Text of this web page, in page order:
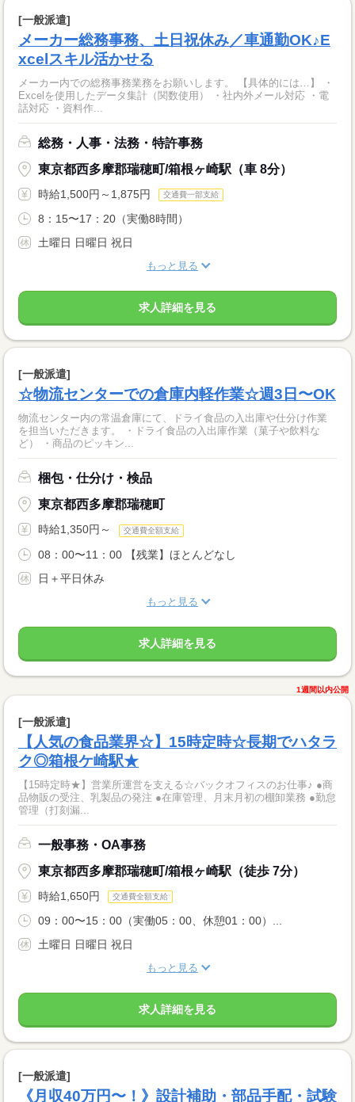
[一般派遣]
メーカー総務事務、土日祝休み／車通勤OK♪E
xcelスキル活かせる
メーカー内での総務事務業務をお願いします。 【具体的には…】 ・
Excelを使用したデータ集計（関数使用） ・社内外メール対応 ・電
話対応 ・資料作...
総務・人事・法務・特許事務
東京都西多摩郡瑞穂町/箱根ヶ崎駅（車 8分）
時給1,500円～1,875円 交通費一部支給
8：15〜17：20（実働8時間）
土曜日 日曜日 祝日
もっと見る
求人詳細を見る
[一般派遣]
☆物流センターでの倉庫内軽作業☆週3日〜OK
物流センター内の常温倉庫にて、ドライ食品の入出庫や仕分け作業
を担当いただきます。 ・ドライ食品の入出庫作業（菓子や飲料な
ど） ・商品のピッキン...
梱包・仕分け・検品
東京都西多摩郡瑞穂町
時給1,350円～ 交通費全額支給
08：00〜11：00 【残業】ほとんどなし
日＋平日休み
もっと見る
求人詳細を見る
1週間以内公開
[一般派遣]
【人気の食品業界☆】15時定時☆長期でハタラ
ク◎箱根ケ崎駅★
【15時定時★】営業所運営を支える☆バックオフィスのお仕事♪ ●商
品物販の受注、乳製品の発注 ●在庫管理、月末月初の棚卸業務 ●勤怠
管理（打刻漏...
一般事務・OA事務
東京都西多摩郡瑞穂町/箱根ヶ崎駅（徒歩 7分）
時給1,650円 交通費全額支給
09：00〜15：00（実働05：00、休憩01：00）...
土曜日 日曜日 祝日
もっと見る
求人詳細を見る
[一般派遣]
《月収40万円〜！》設計補助・部品手配・試験